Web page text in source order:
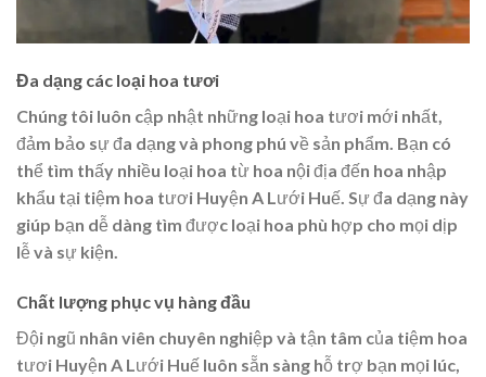
Đa dạng các loại hoa tươi
Chúng tôi luôn cập nhật những loại hoa tươi mới nhất,
đảm bảo sự đa dạng và phong phú về sản phẩm. Bạn có
thể tìm thấy nhiều loại hoa từ hoa nội địa đến hoa nhập
khẩu tại tiệm hoa tươi Huyện A Lưới Huế. Sự đa dạng này
giúp bạn dễ dàng tìm được loại hoa phù hợp cho mọi dịp
lễ và sự kiện.
Chất lượng phục vụ hàng đầu
Đội ngũ nhân viên chuyên nghiệp và tận tâm của tiệm hoa
tươi Huyện A Lưới Huế luôn sẵn sàng hỗ trợ bạn mọi lúc,